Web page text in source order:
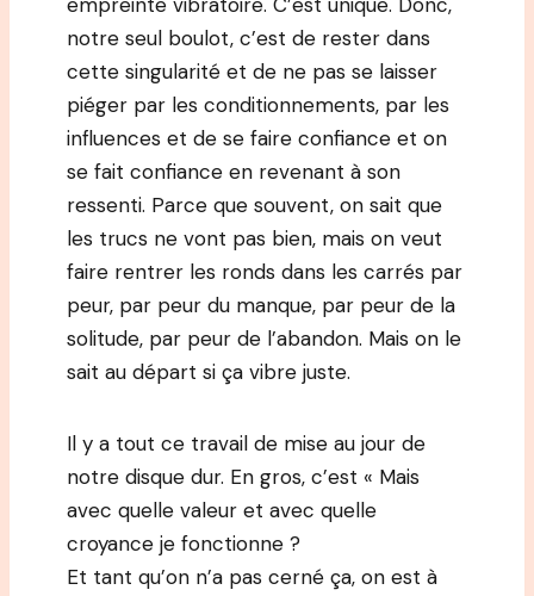
empreinte vibratoire. C’est unique. Donc,
notre seul boulot, c’est de rester dans
cette singularité et de ne pas se laisser
piéger par les conditionnements, par les
influences et de se faire confiance et on
se fait confiance en revenant à son
ressenti. Parce que souvent, on sait que
les trucs ne vont pas bien, mais on veut
faire rentrer les ronds dans les carrés par
peur, par peur du manque, par peur de la
solitude, par peur de l’abandon. Mais on le
sait au départ si ça vibre juste.
Il y a tout ce travail de mise au jour de
notre disque dur. En gros, c’est « Mais
avec quelle valeur et avec quelle
croyance je fonctionne ?
Et tant qu’on n’a pas cerné ça, on est à